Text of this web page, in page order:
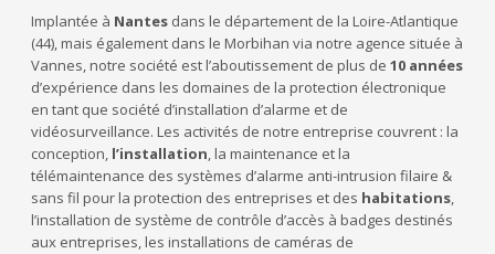
Implantée à Nantesdans le département de la Loire-Atlantique
(44), mais également dans le Morbihan via notre agence située à
Vannes, notre société est l’aboutissement de plus de 10 années
d’expérience dans les domaines de la protection électronique
en tant que société d’installation d’alarme et de
vidéosurveillance. Les activités de notre entreprise couvrent : la
conception, l’installation, la maintenance et la
télémaintenance des systèmes d’alarme anti-intrusion filaire &
sans fil pour la protection des entreprises et des habitations,
l’installation de système de contrôle d’accès à badges destinés
aux entreprises, les installations de caméras de